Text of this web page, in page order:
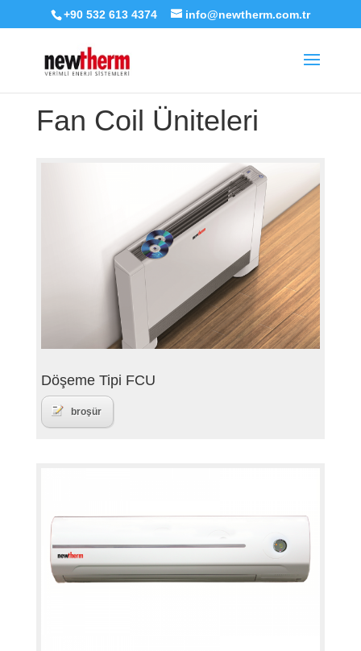
+90 532 613 4374 info@newtherm.com.tr
Fan Coil Üniteleri
Döşeme Tipi FCU
broşür